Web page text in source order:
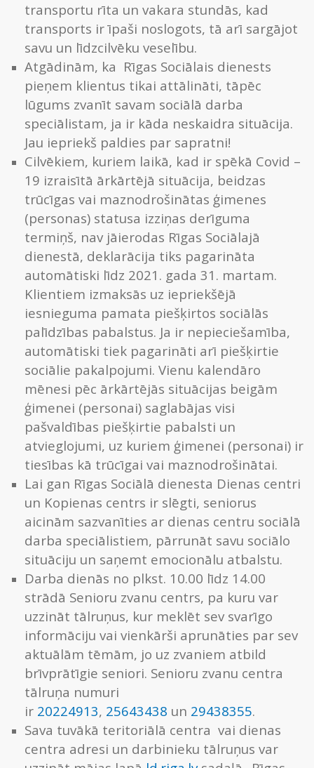
transportu rīta un vakara stundās, kad
transports ir īpaši noslogots, tā arī sargājot
savu un līdzcilvēku veselību.
Atgādinām, ka Rīgas Sociālais dienests
pieņem klientus tikai attālināti, tāpēc
lūgums zvanīt savam sociālā darba
speciālistam, ja ir kāda neskaidra situācija.
Jau iepriekš paldies par sapratni!
Cilvēkiem, kuriem laikā, kad ir spēkā Covid –
19 izraisītā ārkārtējā situācija, beidzas
trūcīgas vai maznodrošinātas ģimenes
(personas) statusa izziņas derīguma
termiņš, nav jāierodas Rīgas Sociālajā
dienestā, deklarācija tiks pagarināta
automātiski līdz 2021. gada 31. martam.
Klientiem izmaksās uz iepriekšējā
iesnieguma pamata piešķirtos sociālās
palīdzības pabalstus. Ja ir nepieciešamība,
automātiski tiek pagarināti arī piešķirtie
sociālie pakalpojumi. Vienu kalendāro
mēnesi pēc ārkārtējās situācijas beigām
ģimenei (personai) saglabājas visi
pašvaldības piešķirtie pabalsti un
atvieglojumi, uz kuriem ģimenei (personai) ir
tiesības kā trūcīgai vai maznodrošinātai.
Lai gan Rīgas Sociālā dienesta Dienas centri
un Kopienas centrs ir slēgti, seniorus
aicinām sazvanīties ar dienas centru sociālā
darba speciālistiem, pārrunāt savu sociālo
situāciju un saņemt emocionālu atbalstu.
Darba dienās no plkst. 10.00 līdz 14.00
strādā Senioru zvanu centrs, pa kuru var
uzzināt tālruņus, kur meklēt sev svarīgo
informāciju vai vienkārši aprunāties par sev
aktuālām tēmām, jo uz zvaniem atbild
brīvprātīgie seniori. Senioru zvanu centra
tālruņa numuri
ir 20224913, 25643438 un 29438355.
Sava tuvākā teritoriālā centra vai dienas
centra adresi un darbinieku tālruņus var